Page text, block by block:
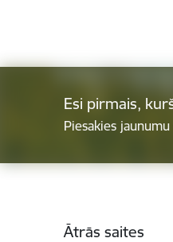
Esi pirmais,
Piesakies
Ātrās saites